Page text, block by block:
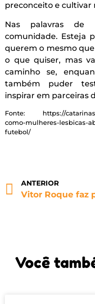
preconceito e cultivar
Nas palavras de
comunidade. Esteja
querem o mesmo
o que quiser, mas
caminho se,
também puder
inspirar em parceiras
Fonte: https://
como-mulheres-lesbicas-
futebol/
ANTERIOR
Você